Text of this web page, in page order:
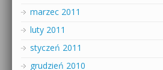
marzec 2011
luty 2011
styczeń 2011
grudzień 2010